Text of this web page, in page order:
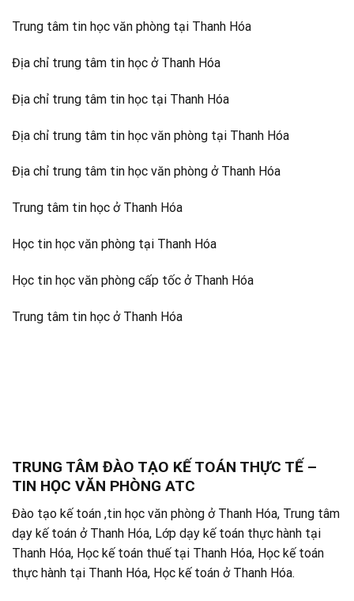
Trung tâm tin học văn phòng tại Thanh Hóa
Địa chỉ trung tâm tin học ở Thanh Hóa
Địa chỉ trung tâm tin học tại Thanh Hóa
Địa chỉ trung tâm tin học văn phòng tại Thanh Hóa
Địa chỉ trung tâm tin học văn phòng ở Thanh Hóa
Trung tâm tin học ở Thanh Hóa
Học tin học văn phòng tại Thanh Hóa
Học tin học văn phòng cấp tốc ở Thanh Hóa
Trung tâm tin học ở Thanh Hóa
TRUNG TÂM ĐÀO TẠO KẾ TOÁN THỰC TẾ –
TIN HỌC VĂN PHÒNG ATC
Đào tạo kế toán ,tin học văn phòng ở Thanh Hóa, Trung tâm
dạy kế toán ở Thanh Hóa, Lớp dạy kế toán thực hành tại
Thanh Hóa, Học kế toán thuế tại Thanh Hóa, Học kế toán
thực hành tại Thanh Hóa, Học kế toán ở Thanh Hóa.